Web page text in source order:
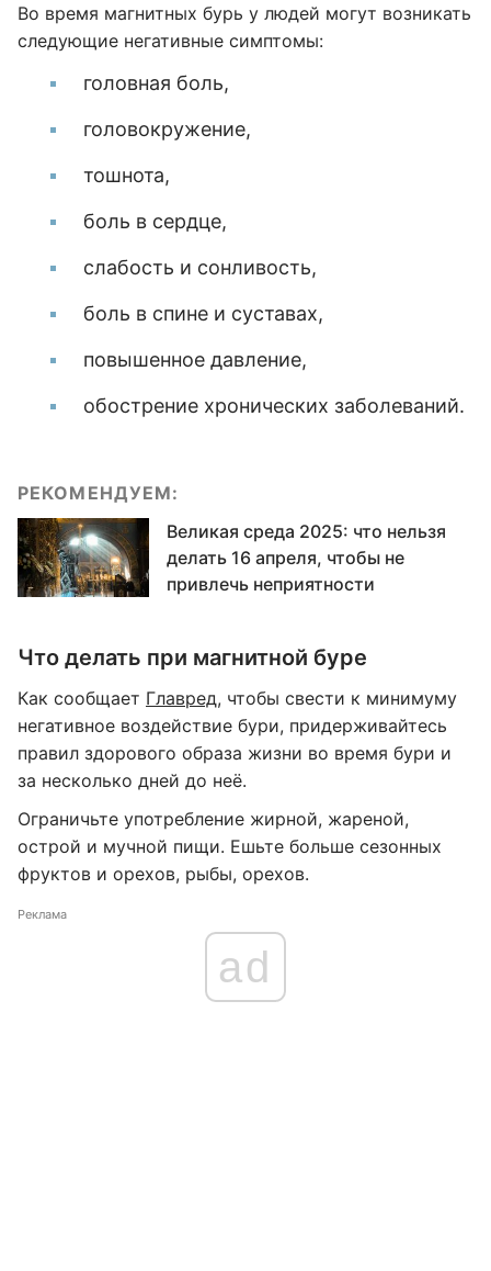
Во время магнитных бурь у людей могут возникать
следующие негативные симптомы:
головная боль,
головокружение,
тошнота,
боль в сердце,
слабость и сонливость,
боль в спине и суставах,
повышенное давление,
обострение хронических заболеваний.
РЕКОМЕНДУЕМ:
Великая среда 2025: что нельзя
делать 16 апреля, чтобы не
привлечь неприятности
Что делать при магнитной буре
Как сообщает Главред, чтобы свести к минимуму
негативное воздействие бури, придерживайтесь
правил здорового образа жизни во время бури и
за несколько дней до неё.
Ограничьте употребление жирной, жареной,
острой и мучной пищи. Ешьте больше сезонных
фруктов и орехов, рыбы, орехов.
Реклама
ad